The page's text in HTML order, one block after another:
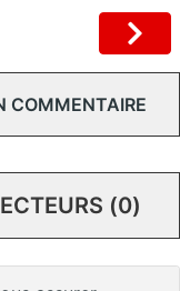
COMMENTAIRE
(0)